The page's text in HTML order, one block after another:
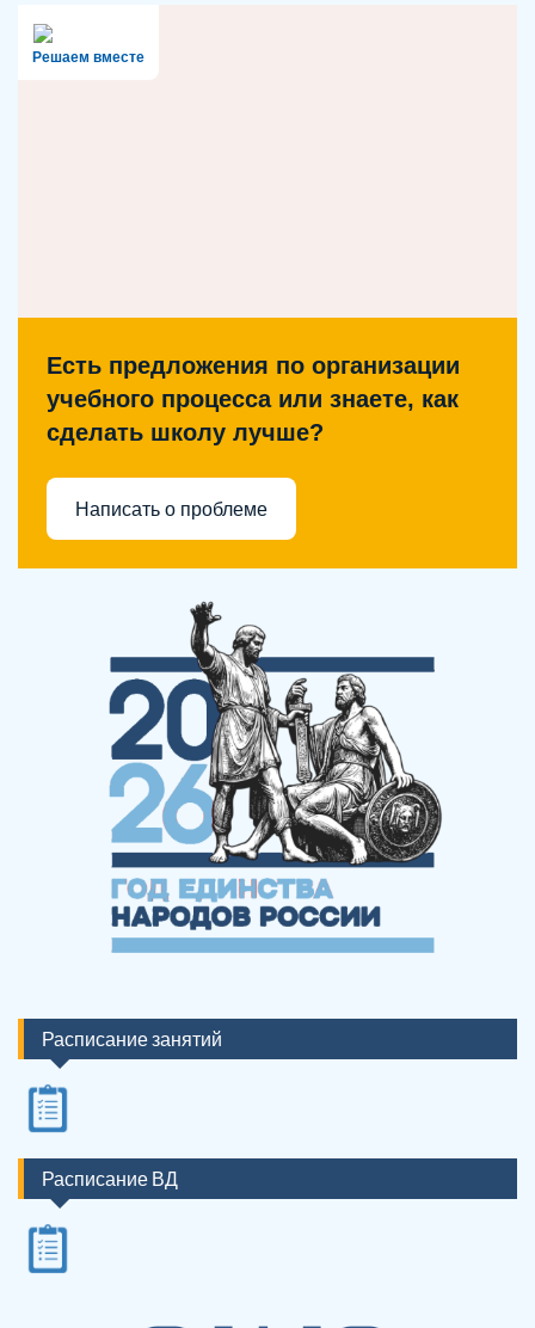
Решаем вместе
Есть предложения по организации
учебного процесса или знаете, как
сделать школу лучше?
Написать о проблеме
Расписание занятий
Расписание ВД